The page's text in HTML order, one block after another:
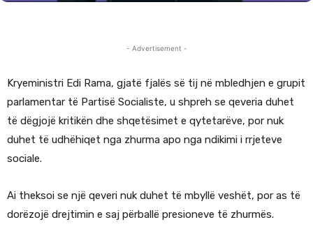
- Advertisement -
Kryeministri Edi Rama, gjatë fjalës së tij në mbledhjen e grupit
parlamentar të Partisë Socialiste, u shpreh se qeveria duhet
të dëgjojë kritikën dhe shqetësimet e qytetarëve, por nuk
duhet të udhëhiqet nga zhurma apo nga ndikimi i rrjeteve
sociale.
Ai theksoi se një qeveri nuk duhet të mbyllë veshët, por as të
dorëzojë drejtimin e saj përballë presioneve të zhurmës.